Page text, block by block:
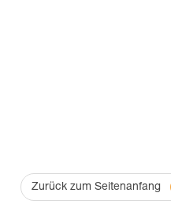
Zurück zum Seitenanfang